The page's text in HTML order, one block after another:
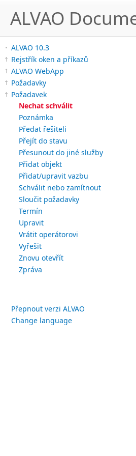
ALVAO
ALVAO 10.3
Rejstřík oken a příkazů
ALVAO WebApp
Požadavky
Požadavek
Nechat schválit
Poznámka
Předat řešiteli
Přejít do stavu
Přesunout do jiné služby
Přidat objekt
Přidat/upravit vazbu
Schválit nebo zamítnout
Sloučit požadavky
Termín
Upravit
Vrátit operátorovi
Vyřešit
Znovu otevřít
Zpráva
Přepnout verzi ALVAO
Change language